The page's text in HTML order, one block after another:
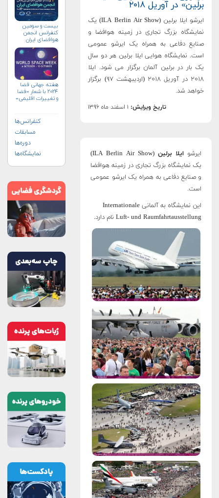
برلین» در آوریل ۲۰۱۸
ایرشو ایلا برلین (ILA Berlin Air Show) یک
نمایشگاه بزرگ تجاری در زمینه هوافضا و
صنایع دفاعی به همراه یک ایرشو عمومی
است. نمایشگاه هوایی ایلا برلین هر دو سال
یک بار در برلین آلمان برگزار می شود. ایلا
۲۰۱۸ در آوریل ۲۰۱۸ (اردیبهشت ۹۷) برگزار
خواهد شد.
تاریخ ویرایش: ۱ اسفند ماه ۱۳۹۶
ایرشو ایلا برلین
(ILA Berlin Air Show)
یک نمایشگاه بزرگ تجاری در زمینه هوافضا
و صنایع دفاعی به همراه یک ایرشو عمومی
است.
این نمایشگاه به آلمانی Internationale
Luft- und Raumfahrtausstellung نام دارد.
بیست و سومین
کنفرانس انجمن
هوافضای ايران
هفته جهانی فضا
۲۰۲۴ با شعار «فضا
و تغییرات اقلیمی»
کنفرانس‌ها
مسابقات
دوره‌ها
نمایشگاه‌ها